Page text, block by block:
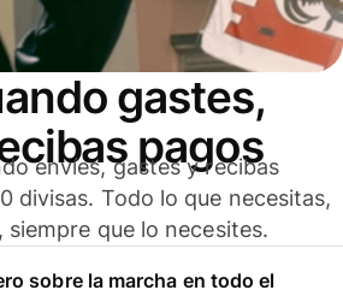
gastes,
pagos
envíes, gastes y recibas
divisas. Todo lo que necesitas,
siempre que lo necesites.
sobre la marcha en todo el